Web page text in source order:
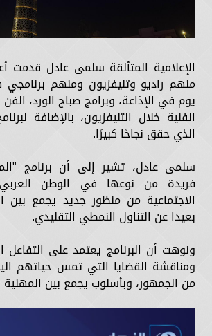
الإعلامية المتألقة سلمى عادل قدمت
منهم راديو وتليفزيون ومنهم
يوم في الإذاعة، وبرامج صباح الورد،
الفنية خلال التليفزيون، بالإضافة
الذي حقق نجاحًا كبيرًا.
سلمى عادل، تشير إلى أن برنامج
فريدة من نوعها في الوطن
الاجتماعية من منظور جديد يجمع بين
بعيدا عن التناول النمطي التقليدي.
ونوهت أن البرنامج يعتمد على التفاعل
ومناقشة القضايا التي تمس حياتهم
من الجمهور، وبأسلوب يجمع بين المهنية